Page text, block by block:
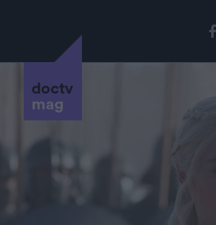
doctv
mag